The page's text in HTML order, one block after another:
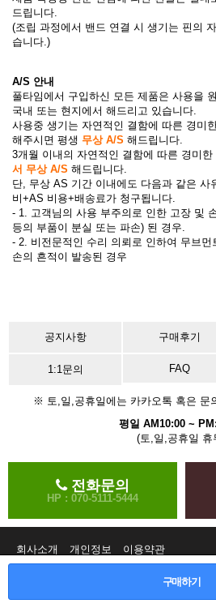
구매하기
드립니다.
(조립 과정에서 밴드 연결 시 생기는 핀의
습니다.)
A/S 안내
풀타임에서 구입하신 모든 제품은 사용을
국내 또는 현지에서 해드리고 있습니다.
사용중 생기는 자연적인 결함에 따른 경미
해주시면 평생 무상 A/S 해드립니다.
3개월 이내의 자연적인 결함에 따른 경미한
서 무상 A/S 해드립니다.
단, 무상 AS 기간 이내에도 다음과 같은 사
비+AS 비용+배송료가 청구됩니다.
- 1. 고객님의 사용 부주의로 인한 고장 및
등의 부품이 분실 또는 파손) 된 경우.
- 2. 비전문적인 수리 의뢰로 인하여 무브
손의 흔적이 발송된 경우
공지사항 구매후기
1:1문의 FAQ
※ 토,일,공휴일에는 카카오톡 혹은 문
평일 AM10:00 ~
(토,일,공휴일 휴
전화문의
HP : 070-5111-5444
회사소개 개인정보 이용약관